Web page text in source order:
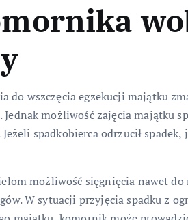
do wszczęcia egzekucji majątku
Jednak możliwość zajęcia majątku
spadkobierca odrzucił
możliwość sięgnięcia nawet
W sytuacji przyjęcia spadku z